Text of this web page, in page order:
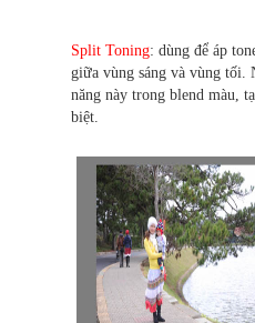
Split Toning: dùng để áp
giữa vùng sáng và vùng tối.
năng này trong blend màu,
biệt.